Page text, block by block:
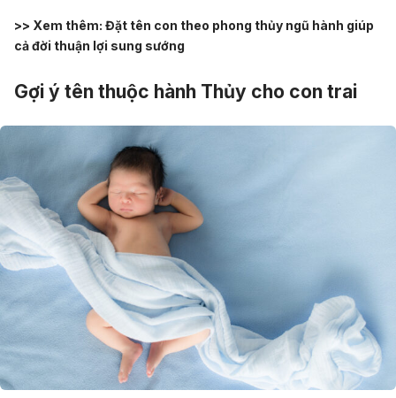
>> Xem thêm: Đặt tên con theo phong thủy ngũ hành giúp
cả đời thuận lợi sung sướng
Gợi ý tên thuộc hành Thủy cho con trai